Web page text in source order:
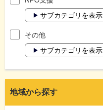
サブカテゴリを表示
その他
サブカテゴリを表示
地域から探す